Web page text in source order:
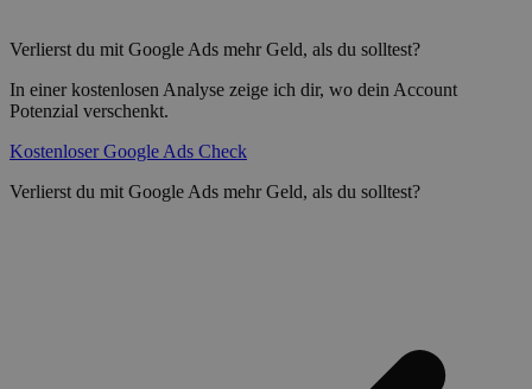
Verlierst du mit Google Ads mehr Geld, als du solltest?
In einer kostenlosen Analyse zeige ich dir, wo dein Account
Potenzial verschenkt.
Kostenloser Google Ads Check
Verlierst du mit Google Ads mehr Geld, als du solltest?